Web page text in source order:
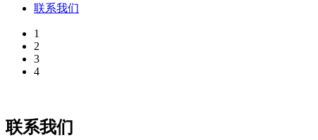
联系我们
1
2
3
4
联系我们